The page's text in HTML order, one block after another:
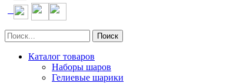
Поиск
Каталог товаров
Наборы шаров
Гелиевые шарики